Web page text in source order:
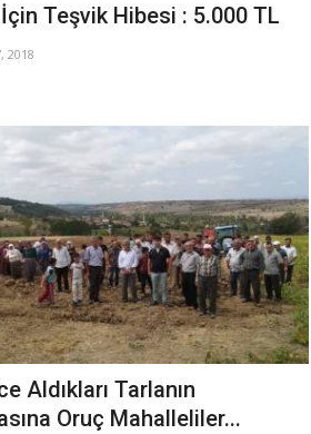
İçin Teşvik Hibesi : 5.000 TL
2018
Aldıkları Tarlanın
Oruç Mahalleliler...